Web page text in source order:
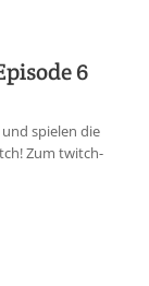
6
spielen die
Zum twitch-